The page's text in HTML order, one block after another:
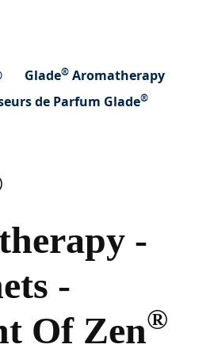
Glade® Aromatherapy
de Parfum Glade®
-
-
Of Zen®